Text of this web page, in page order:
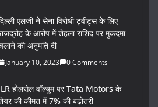
एलजी ने सेना विरोधी ट्वीट्स के लिए
के आरोप में शेहला राशिद पर मुकदमा
की अनुमति दी
January 10, 2023 0 Comments
होलसेल वॉल्यूम पर Tata Motors के
की कीमत में 7% की बढ़ोतरी